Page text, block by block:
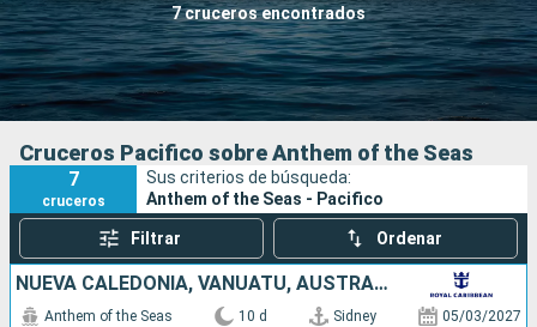
7 cruceros encontrados
Fecha de salida
Buscar
Cruceros Pacifico sobre Anthem of the Seas
7
cruceros
Sus criterios de búsqueda:
Anthem of the Seas - Pacifico
Filtrar Ordenar
NUEVA CALEDONIA, VANUATU, AUSTRALIA
Anthem of the Seas 10 d Sidney 05/03/2027